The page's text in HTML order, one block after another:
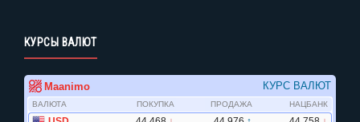
КУРСЫ ВАЛЮТ